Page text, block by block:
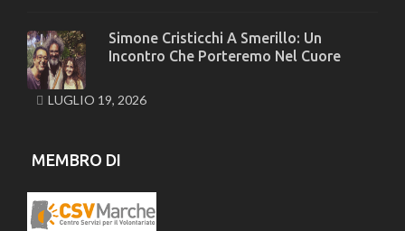
Simone Cristicchi A Smerillo: Un
Incontro Che Porteremo Nel Cuore
LUGLIO 19, 2026
MEMBRO DI